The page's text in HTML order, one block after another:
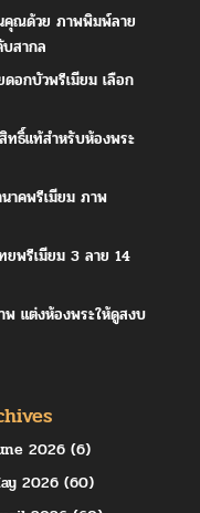
คุณด้วย ภาพพิมพ์ลาย
สากล
ดอกบัวพรีเมียม เลือก
ธิ์แท้สำหรับห้องพระ
าคพรีเมียม ภาพ
ยพรีเมียม 3 ลาย 14
พ แต่งห้องพระให้ดูสงบ
2026 (6)
2026 (60)